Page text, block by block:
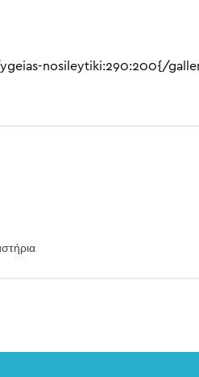
nosileytiki:290:200{/